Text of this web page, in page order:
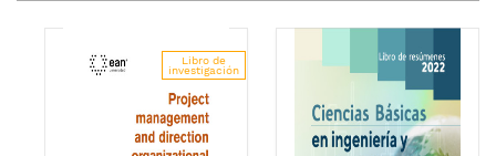
Libro de
investigación